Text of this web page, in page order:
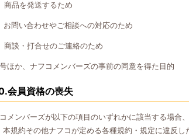
商品を発送するため
お問い合わせやご相談への対応のため
商談・打合せのご連絡のため
ほか、ナフコメンバーズの事前の同意を得た目的
会員資格の喪失
メンバーズが以下の項目のいずれかに該当する場合
本規約その他ナフコが定める各種規約・規定に違反し